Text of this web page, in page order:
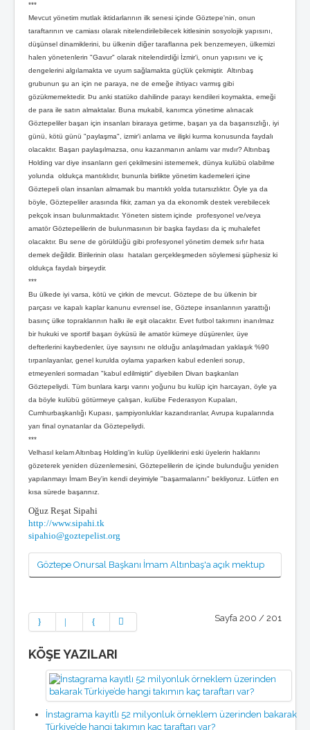
***
Mevcut yönetim mutlak iktidarlarının ilk senesi içinde Göztepe'nin, onun
taraftarının ve camiası olarak nitelendirilebilecek kitlesinin sosyolojik yapısını,
düşünsel dinamiklerini, bu ülkenin diğer taraflarına pek benzemeyen, ülkemizi
halen yönetenlerin "Gavur" olarak nitelendirdiği İzmir'i, onun yapısını ve iç
dengelerini algılamakta ve uyum sağlamakta güçlük çekmiştir. Altınbaş
grubunun şu an için ne paraya, ne de emeğe ihtiyacı varmış gibi
gözükmemektedir. Þu anki statüko dahilinde parayı kendileri koymakta, emeği
de para ile satın almaktalar. Buna mukabil, kanımca yönetime alınacak
Göztepeliler başarı için insanları biraraya getirme, başarı ya da başarısızlığı, iyi
günü, kötü günü "paylaşma", izmir'i anlama ve ilişki kurma konusunda faydalı
olacaktır. Başarı paylaşılmazsa, onu kazanmanın anlamı var mıdır? Altınbaş
Holding var diye insanların geri çekilmesini istememek, dünya kulübü olabilme
yolunda oldukça mantıklıdır, bununla birlikte yönetim kademeleri içine
Göztepeli olan insanları almamak bu mantıklı yolda tutarsızlıktır. Öyle ya da
böyle, Göztepeliler arasında fikir, zaman ya da ekonomik destek verebilecek
pekçok insan bulunmaktadır. Yöneten sistem içinde profesyonel ve/veya
amatör Göztepelilerin de bulunmasının bir başka faydası da iç muhalefet
olacaktır. Bu sene de görüldüğü gibi profesyonel yönetim demek sıfır hata
demek değildir. Birilerinin olası hataları gerçekleşmeden söylemesi şüphesiz ki
oldukça faydalı birşeydir.
***
Bu ülkede iyi varsa, kötü ve çirkin de mevcut. Göztepe de bu ülkenin bir
parçası ve kapalı kaplar kanunu evrensel ise, Göztepe insanlarının yarattığı
basınç ülke topraklarının halkı ile eşit olacaktır. Evet futbol takımını inanılmaz
bir hukuki ve sportif başarı öyküsü ile amatör kümeye düşürenler, üye
defterlerini kaybedenler, üye sayısını ne olduğu anlaşılmadan yaklaşık %90
tırpanlayanlar, genel kurulda oylama yaparken kabul edenleri sorup,
etmeyenleri sormadan "kabul edilmiştir" diyebilen Divan başkanları
Göztepeliydi. Tüm bunlara karşı varını yoğunu bu kulüp için harcayan, öyle ya
da böyle kulübü götürmeye çalışan, kulübe Federasyon Kupaları,
Cumhurbaşkanlığı Kupası, şampiyonluklar kazandıranlar, Avrupa kupalarında
yarı final oynatanlar da Göztepeliydi.
***
Velhasıl kelam Altınbaş Holding'in kulüp üyeliklerini eski üyelerin haklarını
gözeterek yeniden düzenlemesini, Göztepelilerin de içinde bulunduğu yeniden
yapılanmayı İmam Bey'in kendi deyimiyle "başarmalarını" bekliyoruz. Lütfen en
kısa sürede başarınız.
Oğuz Reşat Sipahi
http://www.sipahi.tk
sipahio@goztepelist.org
Göztepe Onursal Başkanı İmam Altınbaş'a açık mektup
Sayfa 200 / 201
KÖŞE YAZILARI
İnstagrama kayıtlı 52 milyonluk örneklem üzerinden bakarak
Türkiye’de hangi takımın kaç taraftarı var?